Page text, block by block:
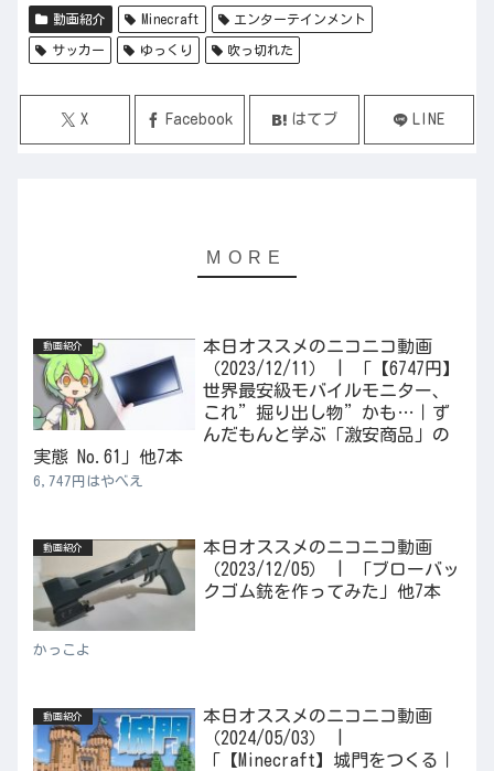
動画紹介 Minecraft エンターテインメント
サッカー ゆっくり 吹っ切れた
X Facebook はてブ LINE
動画紹介
本日オススメのニコニコ動画
（2023/12/11） | 「【6747円】
世界最安級モバイルモニター、
これ”掘り出し物”かも…｜ず
んだもんと学ぶ「激安商品」の
実態 No.61」他7本
6,747円はやべえ
動画紹介
本日オススメのニコニコ動画
（2023/12/05） | 「ブローバッ
クゴム銃を作ってみた」他7本
かっこよ
動画紹介
本日オススメのニコニコ動画
（2024/05/03） |
「【Minecraft】城門をつくる｜